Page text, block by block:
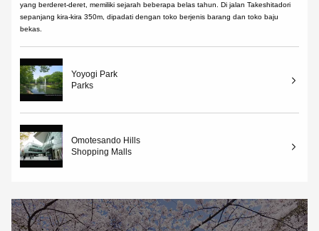
yang berderet-deret, memiliki sejarah beberapa belas tahun. Di jalan Takeshitadori
sepanjang kira-kira 350m, dipadati dengan toko berjenis barang dan toko baju
bekas.
Yoyogi Park
Parks
Omotesando Hills
Shopping Malls